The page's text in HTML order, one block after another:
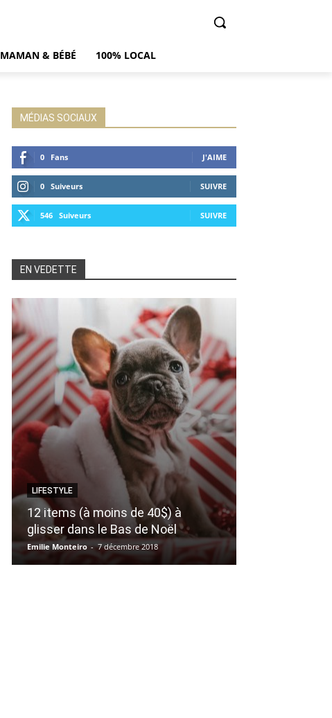
MAMAN & BÉBÉ 100% LOCAL
MÉDIAS SOCIAUX
0 Fans J'AIME
0 Suiveurs SUIVRE
546 Suiveurs SUIVRE
EN VEDETTE
LIFESTYLE
12 items (à moins de 40$) à
glisser dans le Bas de Noël
Emilie Monteiro - 7 décembre 2018